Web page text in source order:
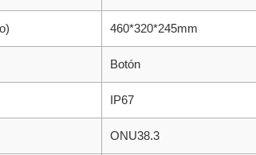
460*320*245mm
Botón
IP67
ONU38.3